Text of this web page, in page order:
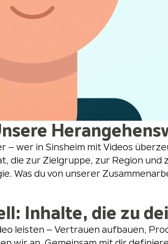
wer in Sinsheim mit Videos
die zur Zielgruppe, zur Region
Was du von unserer
Inhalte, die zu
leisten – Vertrauen aufbauen,